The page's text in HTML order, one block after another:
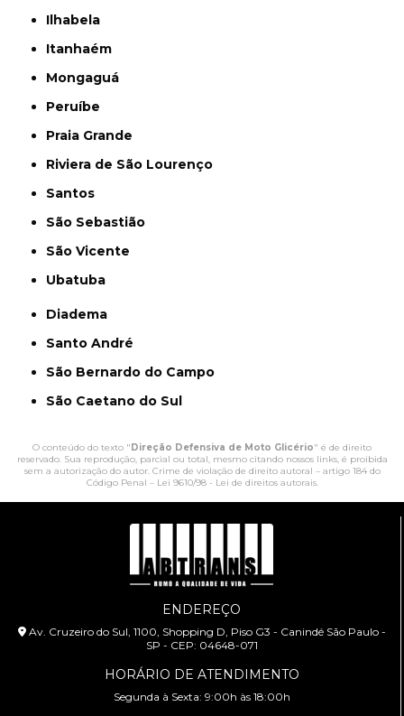
Ilhabela
Itanhaém
Mongaguá
Peruíbe
Praia Grande
Riviera de São Lourenço
Santos
São Sebastião
São Vicente
Ubatuba
Diadema
Santo André
São Bernardo do Campo
São Caetano do Sul
O conteúdo do texto "Direção Defensiva de Moto Glicério" é de direito
reservado. Sua reprodução, parcial ou total, mesmo citando nossos links, é proibida
sem a autorização do autor. Crime de violação de direito autoral – artigo 184 do
Código Penal – Lei 9610/98 - Lei de direitos autorais.
ENDEREÇO
Av. Cruzeiro do Sul, 1100, Shopping D, Piso G3 - Canindé São Paulo -
SP - CEP: 04648-071
HORÁRIO DE ATENDIMENTO
Segunda à Sexta: 9:00h às 18:00h